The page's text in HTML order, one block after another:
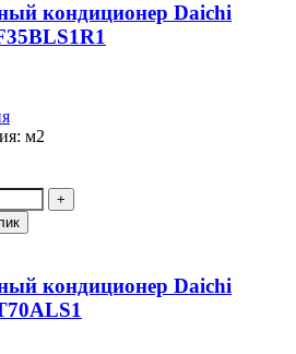
кондиционер Daichi
м2
кондиционер Daichi